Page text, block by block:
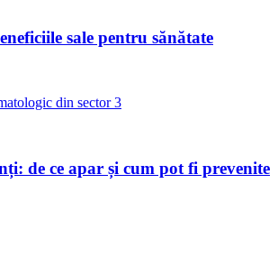
sale pentru sănătate
de ce apar și cum pot fi prevenite